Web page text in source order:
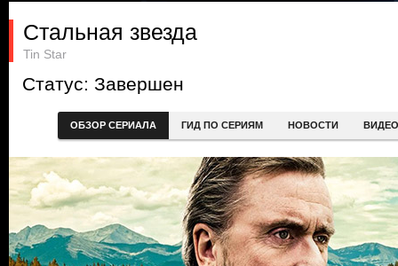
Стальная звезда
Tin Star
Статус: Завершен
ОБЗОР СЕРИАЛА ГИД ПО СЕРИЯМ НОВОСТИ ВИДЕО